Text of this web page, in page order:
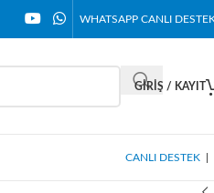
WHATSAPP CANLI
GIRIŞ / KAYIT
CANLI DESTEK